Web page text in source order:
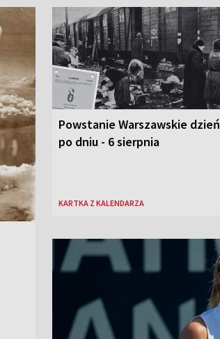
Powstanie Warszawskie dzień
po dniu - 6 sierpnia
KARTKA Z KALENDARZA